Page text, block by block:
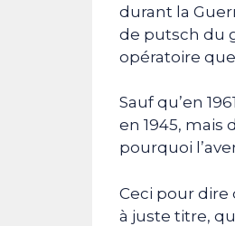
durant la
de putsch du
opératoire
Sauf qu’en
en 1945, mais
pourquoi
Ceci pour dire
à juste titre,